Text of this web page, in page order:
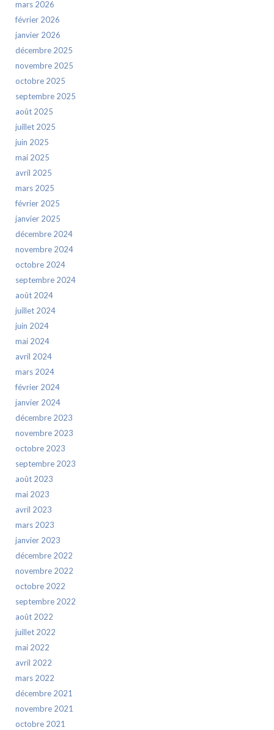
mars 2026
février 2026
janvier 2026
décembre 2025
novembre 2025
octobre 2025
septembre 2025
août 2025
juillet 2025
juin 2025
mai 2025
avril 2025
mars 2025
février 2025
janvier 2025
décembre 2024
novembre 2024
octobre 2024
septembre 2024
août 2024
juillet 2024
juin 2024
mai 2024
avril 2024
mars 2024
février 2024
janvier 2024
décembre 2023
novembre 2023
octobre 2023
septembre 2023
août 2023
mai 2023
avril 2023
mars 2023
janvier 2023
décembre 2022
novembre 2022
octobre 2022
septembre 2022
août 2022
juillet 2022
mai 2022
avril 2022
mars 2022
décembre 2021
novembre 2021
octobre 2021